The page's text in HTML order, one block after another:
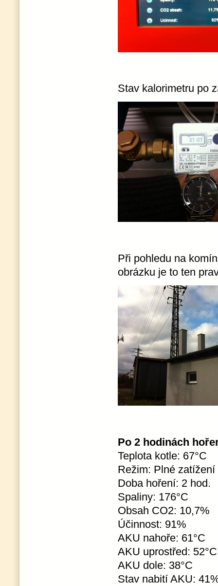
Stav kalorimetru po
Při pohledu na
obrázku je to ten
Po 2 hodinách
Teplota kotle: 67°C
Režim: Plné zatížení
Doba hoření: 2 hod.
Spaliny: 176°C
Obsah CO2: 10,7%
Účinnost: 91%
AKU nahoře: 61°C
AKU uprostřed: 52°C
AKU dole: 38°C
Stav nabití AKU: